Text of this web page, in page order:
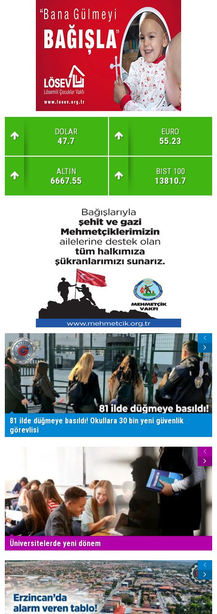
DOLAR
47.7
EURO
55.23
ALTIN
6667.55
BIST 100
13810.7
81 ilde düğmeye basıldı! Okullara 30 bin yeni güvenlik
görevlisi
Üniversitelerde yeni dönem